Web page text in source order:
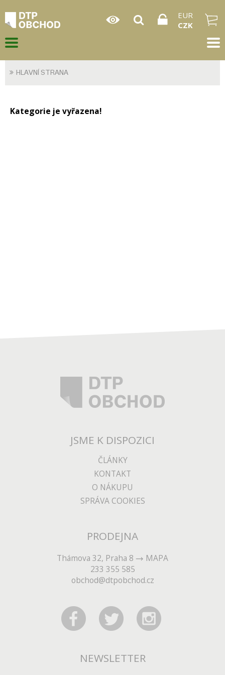
EUR
CZK
HLAVNÍ STRANA
Kategorie je vyřazena!
JSME K DISPOZICI
ČLÁNKY
KONTAKT
O NÁKUPU
SPRÁVA COOKIES
PRODEJNA
Thámova 32, Praha 8
MAPA
233 355 585
obchod@dtpobchod.cz
NEWSLETTER